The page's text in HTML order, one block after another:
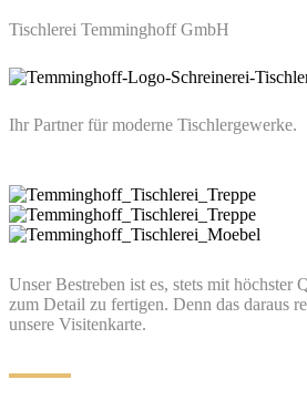
Tischlerei Temminghoff GmbH
Ihr Partner für moderne Tischlergewerke.
Unser Bestreben ist es, stets mit höchster
zum Detail zu fertigen. Denn das daraus
unsere Visitenkarte.